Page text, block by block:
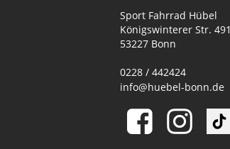
Sport Fahrrad Hübel
Königswinterer Str. 491
53227 Bonn
0228 / 442424
info@huebel-bonn.de